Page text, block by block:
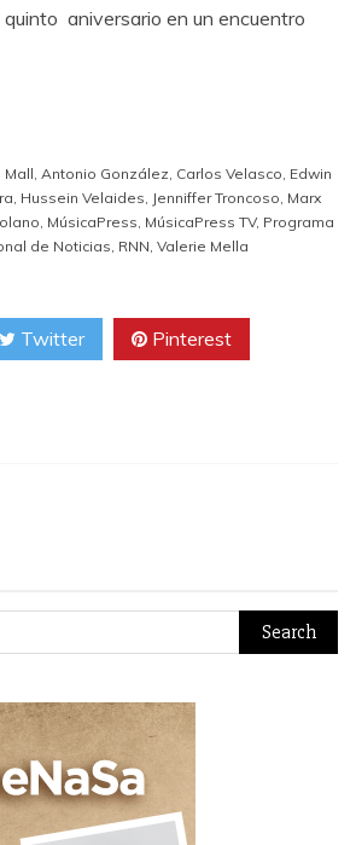
quinto aniversario en un encuentro
Mall, Antonio González, Carlos Velasco, Edwin
, Hussein Velaides, Jenniffer Troncoso, Marx
, MúsicaPress, MúsicaPress TV, Programa
de Noticias, RNN, Valerie Mella
Twitter Pinterest